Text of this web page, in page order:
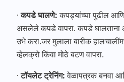
·कपडे घालणे:कपड्यांच्या पुढील
असलेले कपडे वापरा. कपडे घालताना
उभे करा.जर मुलाला बारीक
व्हेलक्रो किंवा मोठे बटण वापरा.
·टॉयलेट ट्रेनिंग:वेळापत्रक बनवा